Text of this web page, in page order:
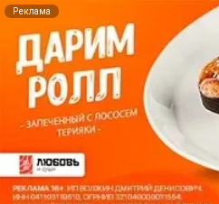
Реклама